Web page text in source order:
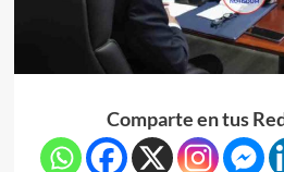
Comparte en tus